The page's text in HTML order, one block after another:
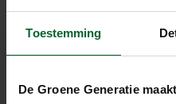
Toestemming
De Groene Generatie
tussenstap richting
veel gevallen kan het
aangepast naar een
keuze voor